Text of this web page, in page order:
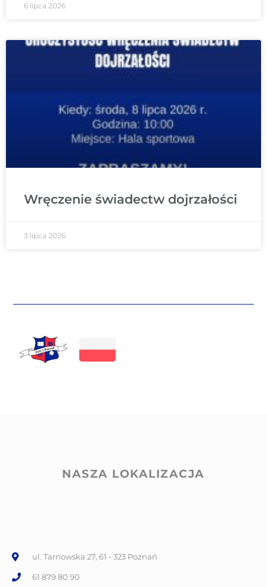
6 lipca 2026
Wręczenie świadectw dojrzałości
3 lipca 2026
NASZA LOKALIZACJA
ul. Tarnowska 27, 61 - 323 Poznań
61 879 80 90